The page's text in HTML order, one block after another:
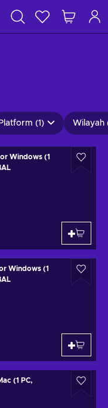
Platform (1) Wilayah
Windows (1
Windows (1
(1 PC,